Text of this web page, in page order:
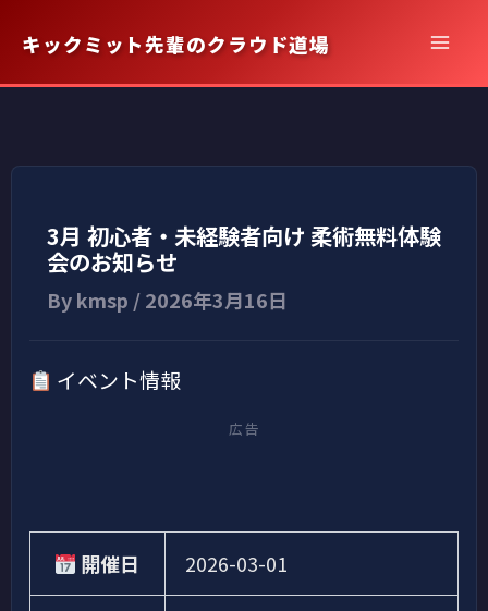
を
キ
キックミット先輩のクラウド道場
3月 初心者・未経験者向け 柔術無料体験
会のお知らせ
Bykmsp /2026年3月16日
イベント情報
広告
開催日 2026-03-01